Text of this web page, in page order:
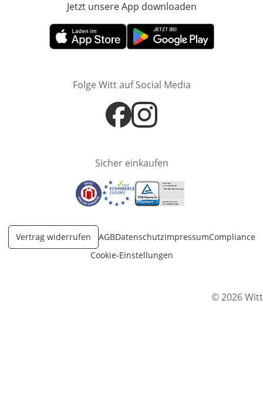
Jetzt unsere App downloaden
Öffnet in neuem FensterÖffnet in neuem Fenster
Folge Witt auf Social Media
Öffnet in neuem Fenster
Öffnet in neuem Fenster
Sicher einkaufen
Öffnet in neuem Fenster
Öffnet in neuem Fenster
Öffnet in neuem Fenster
Vertrag widerrufen AGBDatenschutzImpressumCompliance
Cookie-Einstellungen
© 2026 Witt